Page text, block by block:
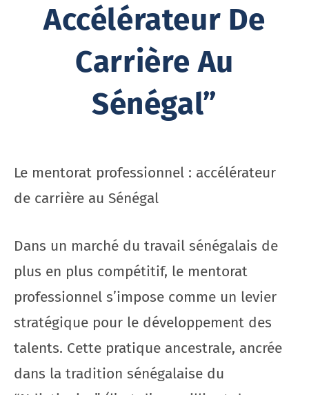
Accélérateur De
Carrière Au
Sénégal”
Le mentorat professionnel : accélérateur
de carrière au Sénégal
Dans un marché du travail sénégalais de
plus en plus compétitif, le mentorat
professionnel s’impose comme un levier
stratégique pour le développement des
talents. Cette pratique ancestrale, ancrée
dans la tradition sénégalaise du